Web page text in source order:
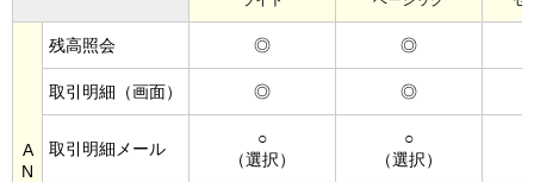
A
N
残高照会 ◎ ◎
取引明細（画面） ◎ ◎
取引明細メール
○
（選択）
○
（選択）